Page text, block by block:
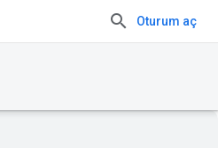
Oturum aç